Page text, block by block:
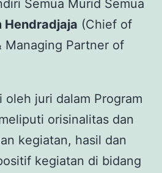
Semua Murid Semua
Hendradjaja (Chief of
Managing Partner of
juri dalam Program
orisinalitas dan
kegiatan, hasil dan
kegiatan di bidang